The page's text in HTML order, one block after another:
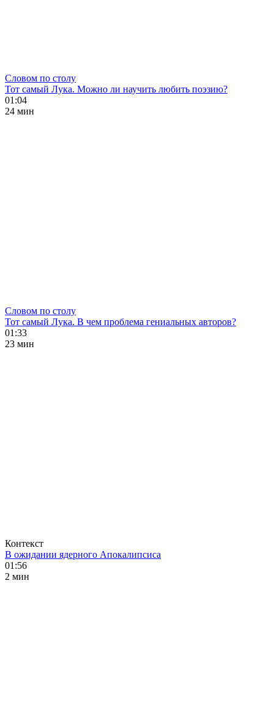
Словом по столу
Тот самый Лука. Можно ли научить любить поэзию?
01:04
24 мин
Словом по столу
Тот самый Лука. В чем проблема гениальных авторов?
01:33
23 мин
Контекст
В ожидании ядерного Апокалипсиса
01:56
2 мин